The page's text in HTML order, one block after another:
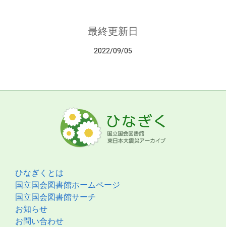
最終更新日
2022/09/05
ひなぎくとは
国立国会図書館ホームページ
国立国会図書館サーチ
お知らせ
お問い合わせ